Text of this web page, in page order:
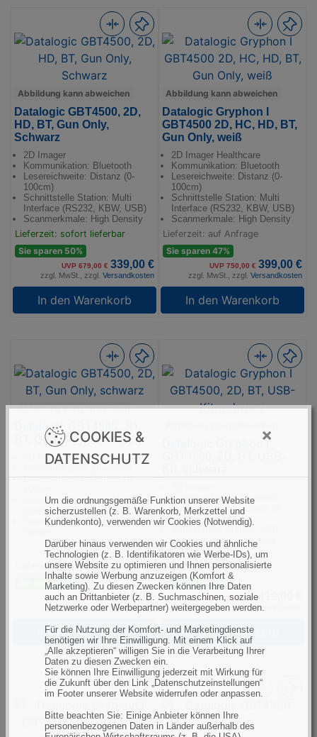
COOKIES &
DATENSCHUTZ
×
Um die ordnungsgemäße Funktion unserer Website
sicherzustellen (z. B. Warenkorb, Merkzettel und
Kundenkonto), verwenden wir Cookies (Notwendig).
Darüber hinaus verwenden wir Cookies und ähnliche
Technologien (z. B. Identifikatoren wie Werbe-IDs), um
unsere Website zu optimieren und Ihnen personalisierte
Inhalte sowie Werbung anzuzeigen (Komfort &
Marketing). Zu diesen Zwecken können Ihre Daten
auch an Drittanbieter (z. B. Suchmaschinen, soziale
Netzwerke oder Werbepartner) weitergegeben werden.
Für die Nutzung der Komfort- und Marketingdienste
benötigen wir Ihre Einwilligung. Mit einem Klick auf
„Alle akzeptieren“ willigen Sie in die Verarbeitung Ihrer
Daten zu diesen Zwecken ein.
Sie können Ihre Einwilligung jederzeit mit Wirkung für
die Zukunft über den Link „Datenschutzeinstellungen“
im Footer unserer Website widerrufen oder anpassen.
Bitte beachten Sie: Einige Anbieter können Ihre
personenbezogenen Daten in Länder außerhalb des
Abbildung kann abweichen
Datalogic GBT4500, 2D,
HD, BT, Gun Only,
Schwarz
2D Imager
Kommunikation: Bluetooth
Lesereichweite: Distanz (0-
100cm)
Schnittstelle Station: Multi
Interface (RS232, KBW, USB)
Scanmerkmale: High Density
Lieferzeit: sofort lieferbar
Sie sparen 50%
UVP 679,00 € 339,00 €
zzgl. MwSt., zzgl. Versandkosten
In den Warenkorb
Abbildung kann abweichen
Datalogic Gryphon I
GBT4500 2D, HC, HD, BT,
Gun Only, weiß
2D Imager Healthcare
Kommunikation: Bluetooth
Lesereichweite: Distanz (0-
100cm)
Schnittstelle Station: Multi
Interface (RS232, KBW, USB)
Scanmerkmale: High Density
Lieferzeit: auf Anfrage
Sie sparen 47%
UVP 750,00 € 399,00 €
zzgl. MwSt., zzgl. Versandkosten
In den Warenkorb
Abbildung kann abweichen
Datalogic GBT4500, 2D,
BT, Gun Only, schwarz
2D Imager
Kommunikation: Bluetooth
Lesereichweite: Distanz (0-
Schnittstelle Station: Multi
Interface (RS232, KBW, USB)
Scanmerkmale: Standard
Lieferzeit: 1-3 Tage
Sie sparen 50%
UVP 679,00 €339,00 €
zzgl. MwSt., zzgl.Versandkosten
In den Warenkorb
Datalogic Gryphon I
Kommunikation: Bluetooth
Lesereichweite: Distanz (0-
100cm)
Schnittstelle Station: USB
Scanmerkmale: Standard
Range
Lieferzeit: sofort lieferbar
Sie sparen 59%
UVP 1.032,00 €
zzgl. MwSt., zzgl.Versandkosten
In den Warenkorb